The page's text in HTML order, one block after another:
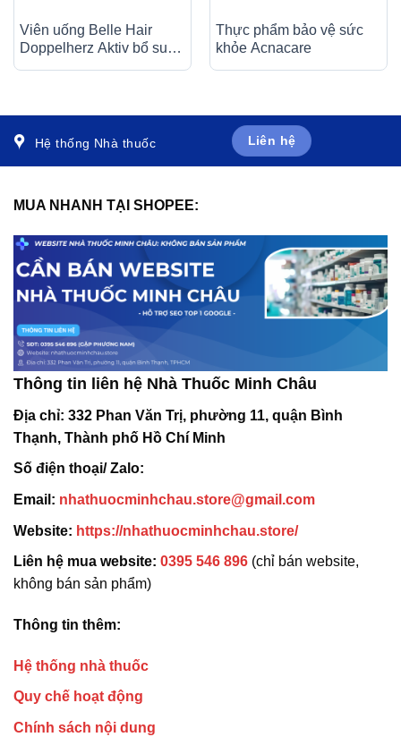
Viên uống Belle Hair
Doppelherz Aktiv bổ sung
các vitamin và khoáng
Thực phẩm bảo vệ sức
khỏe Acnacare
Hệ thống Nhà thuốc Liên hệ
MUA NHANH TẠI SHOPEE:
Thông tin liên hệ Nhà Thuốc Minh Châu
Địa chỉ: 332 Phan Văn Trị, phường 11, quận Bình
Thạnh, Thành phố Hồ Chí Minh
Số điện thoại/ Zalo:
Email: nhathuocminhchau.store@gmail.com
Website: https://nhathuocminhchau.store/
Liên hệ mua website: 0395 546 896 (chỉ bán website,
không bán sản phẩm)
Thông tin thêm:
Hệ thống nhà thuốc
Quy chế hoạt động
Chính sách nội dung